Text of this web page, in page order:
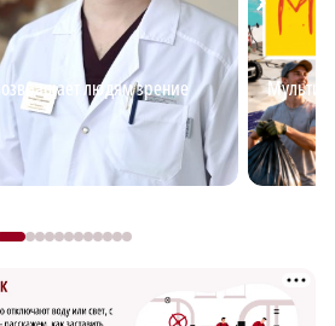
людям зрение